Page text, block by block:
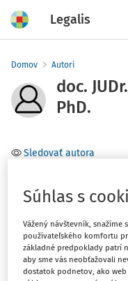
Legalis
Domov Autori
doc.
PhD.
Sledovať autora
Filter
Počet vyhľadaných
Súhlas s
Vážený návštevník, snažíme
používateľského komfortu
základné predpoklady patrí
aby sme vás neobťažovali
dostatok podnetov, ako